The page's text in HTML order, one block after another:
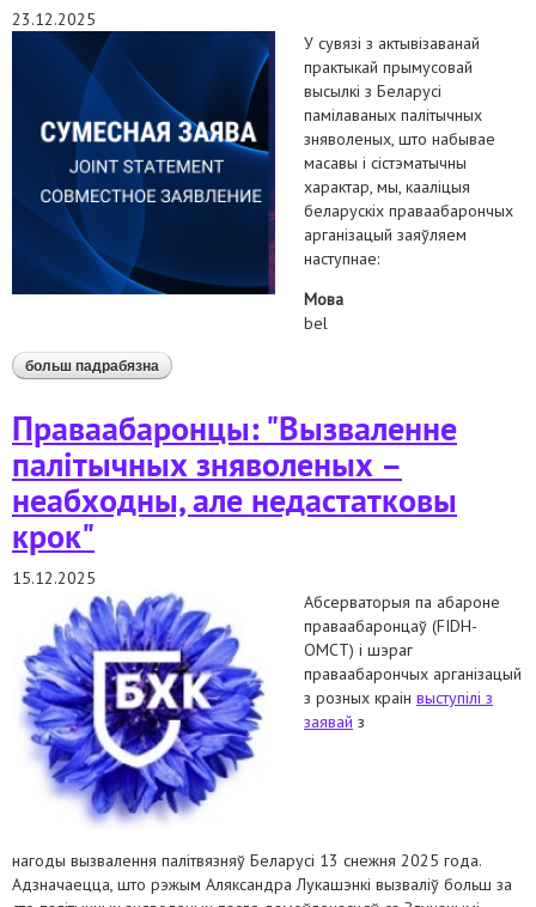
23.12.2025
У сувязі з актывізаванай
практыкай прымусовай
высылкі з Беларусі
памілаваных палітычных
зняволеных, што набывае
масавы і сістэматычны
характар, мы, кааліцыя
беларускіх праваабарончых
арганізацый заяўляем
наступнае:
Мова
bel
больш падрабязна аб заява праваабарончай кааліцыі з нагоды
прымусовай высылкі з беларусі людзей,
Праваабаронцы: "Вызваленне
палітычных зняволеных –
неабходны, але недастатковы
крок"
15.12.2025
Абсерваторыя па абароне
праваабаронцаў (FIDH-
OMCT) і шэраг
праваабарончых арганізацый
з розных краін выступілі з
заявай з
нагоды вызвалення палітвязняў Беларусі 13 снежня 2025 года.
Адзначаецца, што рэжым Аляксандра Лукашэнкі вызваліў больш за